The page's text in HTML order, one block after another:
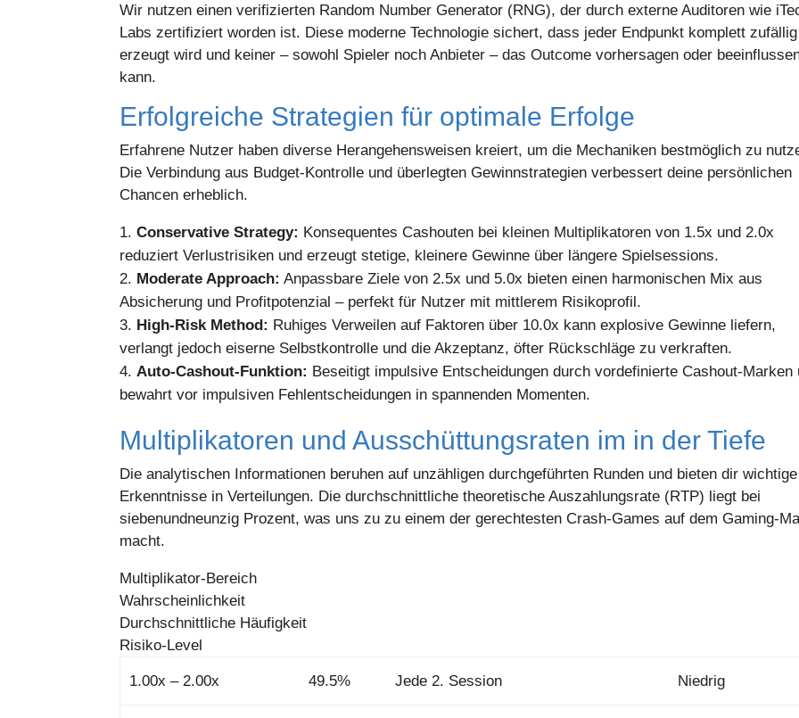
Wir nutzen einen verifizierten Random Number Generator (RNG), der durch externe Auditoren wie
Labs zertifiziert worden ist. Diese moderne Technologie sichert, dass jeder Endpunkt komplett zufällig
erzeugt wird und keiner – sowohl Spieler noch Anbieter – das Outcome vorhersagen oder
kann.
Erfolgreiche Strategien für optimale Erfolge
Erfahrene Nutzer haben diverse Herangehensweisen kreiert, um die Mechaniken bestmöglich zu
Die Verbindung aus Budget-Kontrolle und überlegten Gewinnstrategien verbessert deine persönlichen
Chancen erheblich.
Conservative Strategy: Konsequentes Cashouten bei kleinen Multiplikatoren von 1.5x und 2.0x
reduziert Verlustrisiken und erzeugt stetige, kleinere Gewinne über längere Spielsessions.
Moderate Approach: Anpassbare Ziele von 2.5x und 5.0x bieten einen harmonischen Mix aus
Absicherung und Profitpotenzial – perfekt für Nutzer mit mittlerem Risikoprofil.
High-Risk Method: Ruhiges Verweilen auf Faktoren über 10.0x kann explosive Gewinne liefern,
verlangt jedoch eiserne Selbstkontrolle und die Akzeptanz, öfter Rückschläge zu verkraften.
Auto-Cashout-Funktion: Beseitigt impulsive Entscheidungen durch vordefinierte Cashout-Marken
bewahrt vor impulsiven Fehlentscheidungen in spannenden Momenten.
Multiplikatoren und Ausschüttungsraten im in der Tiefe
Die analytischen Informationen beruhen auf unzähligen durchgeführten Runden und bieten dir wichtige
Erkenntnisse in Verteilungen. Die durchschnittliche theoretische Auszahlungsrate (RTP) liegt bei
siebenundneunzig Prozent, was uns zu zu einem der gerechtesten Crash-Games auf dem Gaming-
macht.
Multiplikator-Bereich
Wahrscheinlichkeit
Durchschnittliche Häufigkeit
Risiko-Level
1.00x – 2.00x 49.5% Jede 2. Session Niedrig